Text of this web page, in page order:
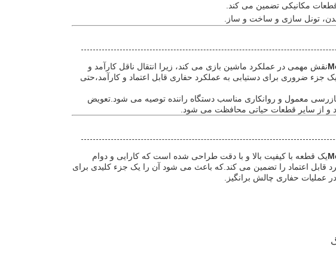
مکانیکی تضمین می کند.
تونل سازی و ساخت و ساز.
نقش مهمی در عملکرد ماشین بازی می کند، زیرا انتقال ناقل کارآمد و
ضروری برای دستیابی به عملکرد حفاری قابل اعتماد و کارآمد،حتی
معمول و روانکاری مناسب دستگاه راننده توصیه می شود.تعویض
و از سایر قطعات حیاتی محافظت می شود.
یک قطعه با کیفیت بالا و با دقت طراحی شده است که کارایی و دوام
اعتماد را تضمین می کند.که باعث می شود آن را یک جزء کلیدی برای